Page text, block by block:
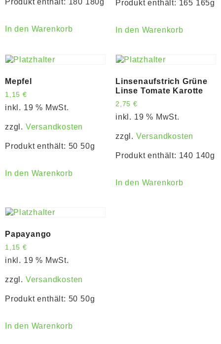
Produkt enthält: 180 180g
In den Warenkorb
Produkt enthält: 165 165g
In den Warenkorb
Mepfel
1,15 €
inkl. 19 % MwSt.
zzgl. Versandkosten
Produkt enthält: 5050g
In den Warenkorb
Linsenaufstrich Grüne
Linse Tomate Karotte
2,75 €
inkl. 19 % MwSt.
zzgl. Versandkosten
Produkt enthält: 140 140g
In den Warenkorb
Papayango
1,15 €
inkl. 19 % MwSt.
zzgl. Versandkosten
Produkt enthält: 5050g
In den Warenkorb